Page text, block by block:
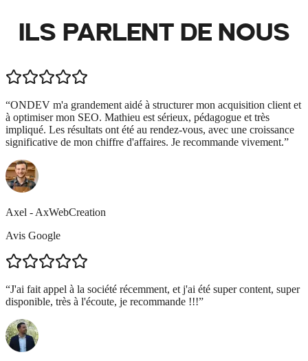
ILS PARLENT DE NOUS
“ONDEV m'a grandement aidé à structurer mon acquisition client et
à optimiser mon SEO. Mathieu est sérieux, pédagogue et très
impliqué. Les résultats ont été au rendez-vous, avec une croissance
significative de mon chiffre d'affaires. Je recommande vivement.”
Axel - AxWebCreation
Avis Google
“J'ai fait appel à la société récemment, et j'ai été super content, super
disponible, très à l'écoute, je recommande !!!”